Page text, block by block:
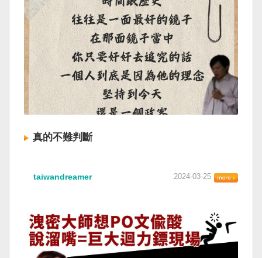
真的不難判斷
taiwandreamer 2024-03-25